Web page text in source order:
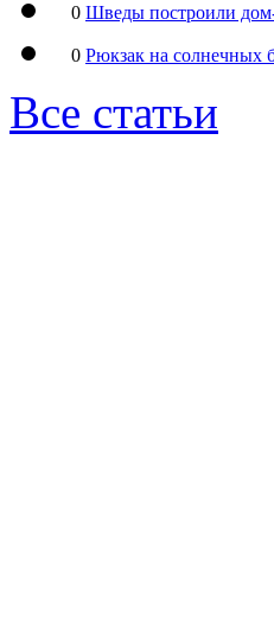
0 Шведы построили дом-
0 Рюкзак на солнечных
Все статьи